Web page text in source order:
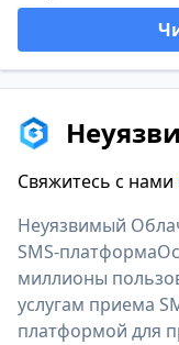
Свяжитесь с нами
Неуязвимый
SMS-
миллионы
услугам приема
платформой для